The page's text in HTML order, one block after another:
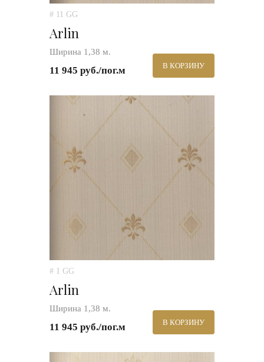
# 11 GG
Arlin
Ширина 1,38 м.
11 945 руб./пог.м В КОРЗИНУ
# 1 GG
Arlin
Ширина 1,38 м.
11 945 руб./пог.м В КОРЗИНУ